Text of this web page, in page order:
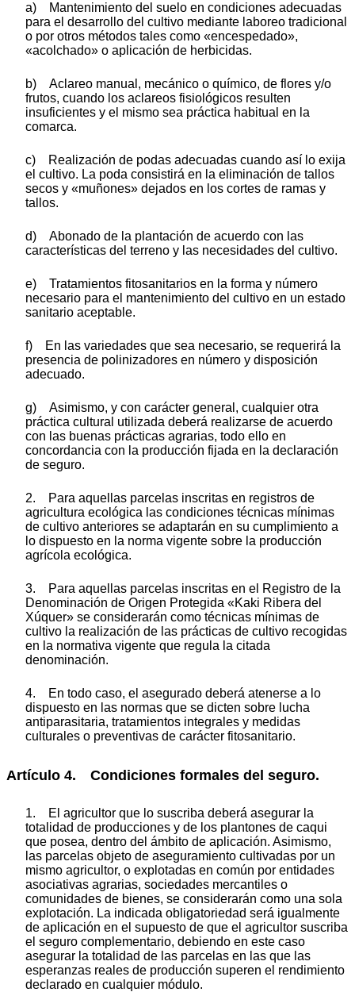
a) Mantenimiento del suelo en condiciones adecuadas
para el desarrollo del cultivo mediante laboreo tradicional
o por otros métodos tales como «encespedado»,
«acolchado» o aplicación de herbicidas.
b) Aclareo manual, mecánico o químico, de flores y/o
frutos, cuando los aclareos fisiológicos resulten
insuficientes y el mismo sea práctica habitual en la
comarca.
c) Realización de podas adecuadas cuando así lo exija
el cultivo. La poda consistirá en la eliminación de tallos
secos y «muñones» dejados en los cortes de ramas y
tallos.
d) Abonado de la plantación de acuerdo con las
características del terreno y las necesidades del cultivo.
e) Tratamientos fitosanitarios en la forma y número
necesario para el mantenimiento del cultivo en un estado
sanitario aceptable.
f) En las variedades que sea necesario, se requerirá la
presencia de polinizadores en número y disposición
adecuado.
g) Asimismo, y con carácter general, cualquier otra
práctica cultural utilizada deberá realizarse de acuerdo
con las buenas prácticas agrarias, todo ello en
concordancia con la producción fijada en la declaración
de seguro.
2. Para aquellas parcelas inscritas en registros de
agricultura ecológica las condiciones técnicas mínimas
de cultivo anteriores se adaptarán en su cumplimiento a
lo dispuesto en la norma vigente sobre la producción
agrícola ecológica.
3. Para aquellas parcelas inscritas en el Registro de la
Denominación de Origen Protegida «Kaki Ribera del
Xúquer» se considerarán como técnicas mínimas de
cultivo la realización de las prácticas de cultivo recogidas
en la normativa vigente que regula la citada
denominación.
4. En todo caso, el asegurado deberá atenerse a lo
dispuesto en las normas que se dicten sobre lucha
antiparasitaria, tratamientos integrales y medidas
culturales o preventivas de carácter fitosanitario.
Artículo 4. Condiciones formales del seguro.
1. El agricultor que lo suscriba deberá asegurar la
totalidad de producciones y de los plantones de caqui
que posea, dentro del ámbito de aplicación. Asimismo,
las parcelas objeto de aseguramiento cultivadas por un
mismo agricultor, o explotadas en común por entidades
asociativas agrarias, sociedades mercantiles o
comunidades de bienes, se considerarán como una sola
explotación. La indicada obligatoriedad será igualmente
de aplicación en el supuesto de que el agricultor suscriba
el seguro complementario, debiendo en este caso
asegurar la totalidad de las parcelas en las que las
esperanzas reales de producción superen el rendimiento
declarado en cualquier módulo.